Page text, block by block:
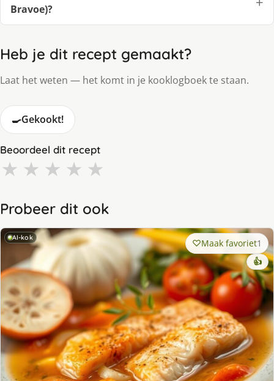
Bravoe)?
Heb je dit recept gemaakt?
Laat het weten — het komt in je kooklogboek te staan.
🍳Gekookt!
Beoordeel dit recept
★ ★ ★ ★ ★
Probeer dit ook
AI-kok Maak favoriet1
👍